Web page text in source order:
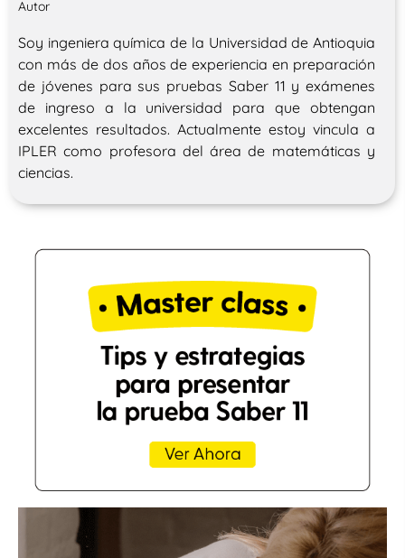
Autor
Soy ingeniera química de la Universidad de Antioquia
con más de dos años de experiencia en preparación
de jóvenes para sus pruebas Saber 11 y exámenes
de ingreso a la universidad para que obtengan
excelentes resultados. Actualmente estoy vincula a
IPLER como profesora del área de matemáticas y
ciencias.